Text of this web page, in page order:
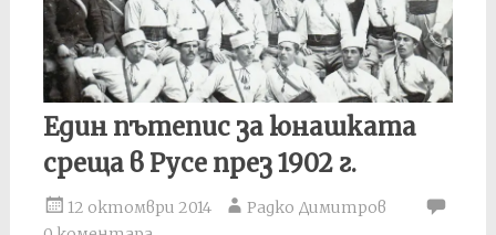
Един пътепис за юнашката
среща в Русе през 1902 г.
12 октомври 2014
Радко Димитров